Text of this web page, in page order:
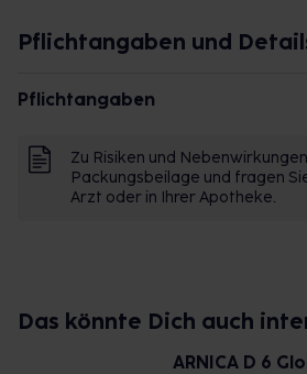
Pflichtangaben und
Pflichtangaben
Zu Risiken und
Packungsbeilage und fragen
Arzt oder in Ihrer Apotheke.
Das könnte Dich auch
ARNICA D 6